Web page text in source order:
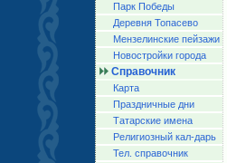
Парк Победы
Деревня Топасево
Мензелинские пейзажи
Новостройки города
Справочник
Карта
Праздничные дни
Татарские имена
Религиозный кал-дарь
Тел. справочник